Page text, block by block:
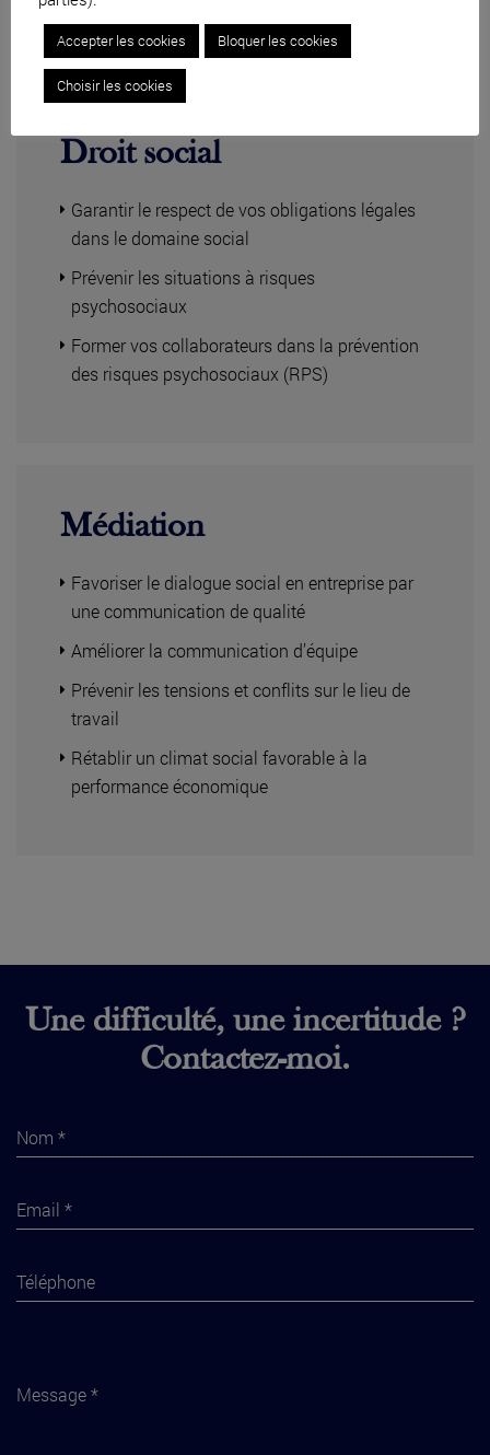
Droit social
Garantir le respect de vos obligations légales
dans le domaine social
Prévenir les situations à risques
psychosociaux
Former vos collaborateurs dans la prévention
des risques psychosociaux (RPS)
Médiation
Favoriser le dialogue social en entreprise par
une communication de qualité
Améliorer la communication d’équipe
Prévenir les tensions et conflits sur le lieu de
travail
Rétablir un climat social favorable à la
performance économique
Une difficulté, une incertitude ?
Contactez-moi.
Accepter les cookies Bloquer les cookies
Choisir les cookies